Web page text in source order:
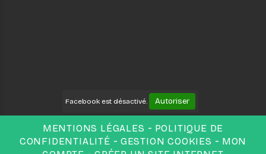
Facebook est désactivé. Autoriser
MENTIONS LÉGALES
POLITIQUE DE
CONFIDENTIALITÉ
GESTION COOKIES
MON